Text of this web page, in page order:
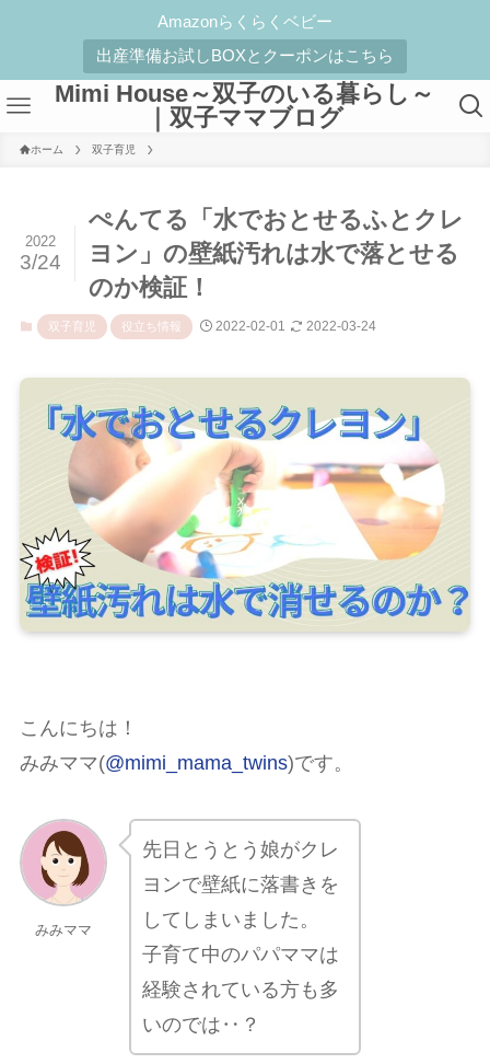
Amazonらくらくベビー
出産準備お試しBOXとクーポンはこちら
Mimi House～双子のいる暮らし～
｜双子ママブログ
ホーム 双子育児
ぺんてる「水でおとせるふとクレ
ヨン」の壁紙汚れは水で落とせる
のか検証！
2022
3/24
双子育児 役立ち情報 2022-02-01 2022-03-24
こんにちは！
みみママ(@mimi_mama_twins)です。
みみママ
先日とうとう娘がクレ
ヨンで壁紙に落書きを
してしまいました。
子育て中のパパママは
経験されている方も多
いのでは‥？